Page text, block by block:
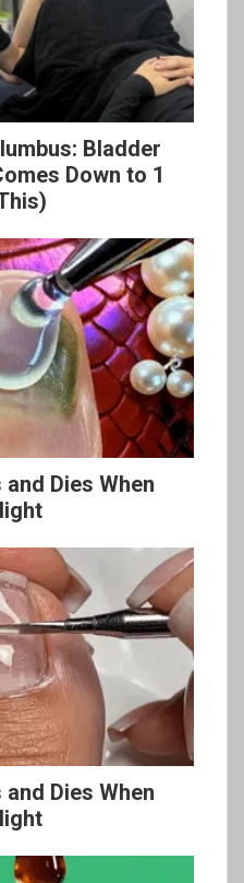
Bladder
Down to 1
Dies When
Dies When